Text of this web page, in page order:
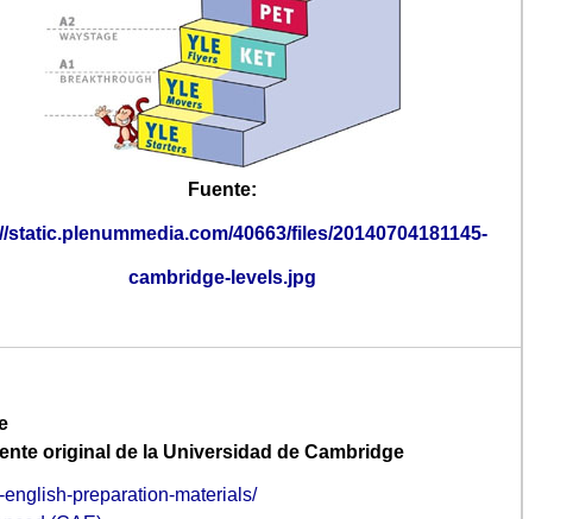
Fuente:
static.plenummedia.com/40663/files/20140704181145-
cambridge-levels.jpg
original de la Universidad de Cambridge
preparation-materials/